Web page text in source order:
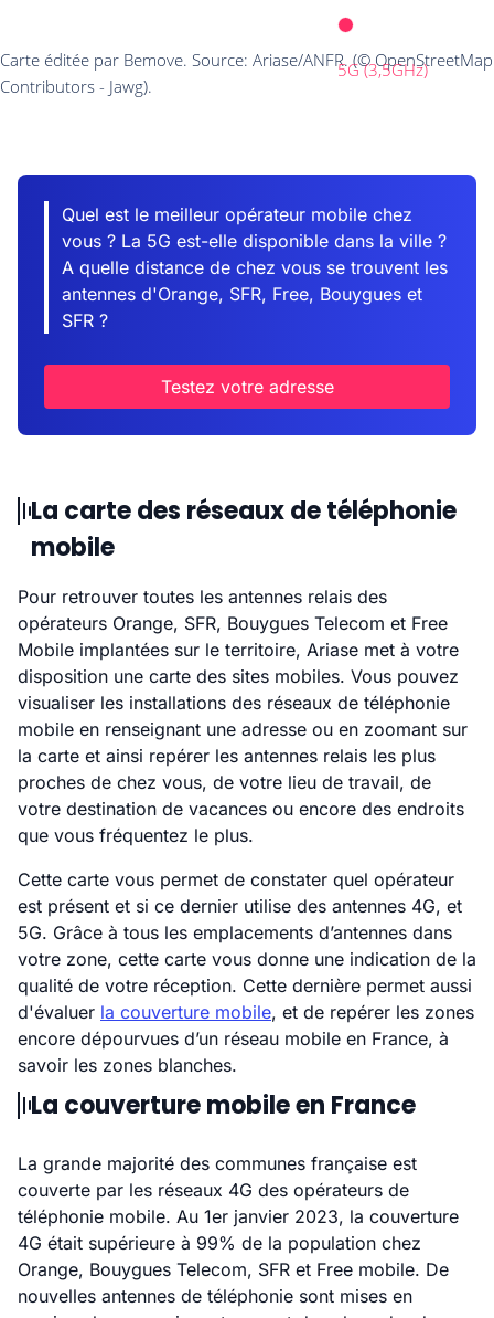
Quel est le meilleur opérateur mobile chez
vous ? La 5G est-elle disponible dans la ville ?
A quelle distance de chez vous se trouvent les
antennes d'Orange, SFR, Free, Bouygues et
SFR ?
Testez votre adresse
La carte des réseaux de téléphonie
mobile
Pour retrouver toutes les antennes relais des
opérateurs Orange, SFR, Bouygues Telecom et Free
Mobile implantées sur le territoire, Ariase met à votre
disposition une carte des sites mobiles. Vous pouvez
visualiser les installations des réseaux de téléphonie
mobile en renseignant une adresse ou en zoomant sur
la carte et ainsi repérer les antennes relais les plus
proches de chez vous, de votre lieu de travail, de
votre destination de vacances ou encore des endroits
que vous fréquentez le plus.
Cette carte vous permet de constater quel opérateur
est présent et si ce dernier utilise des antennes 4G, et
5G. Grâce à tous les emplacements d’antennes dans
votre zone, cette carte vous donne une indication de la
qualité de votre réception. Cette dernière permet aussi
d'évaluer la couverture mobile, et de repérer les zones
encore dépourvues d’un réseau mobile en France, à
savoir les zones blanches.
La couverture mobile en France
La grande majorité des communes française est
couverte par les réseaux 4G des opérateurs de
téléphonie mobile. Au 1er janvier 2023, la couverture
4G était supérieure à 99% de la population chez
Orange, Bouygues Telecom, SFR et Free mobile. De
nouvelles antennes de téléphonie sont mises en